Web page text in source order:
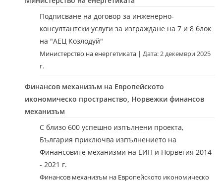
Подписване на договор за инженерно-
консултантски услуги за изграждане на 7 и 8 блок
на "АЕЦ Козлодуй"
Министерство на енергетиката
Дата: 2 декември 2025
г.
Финансов механизъм на Европейското
икономическо пространство, Норвежки финансов
механизъм
С близо 600 успешно изпълнени проекта,
България приключва изпълнението на
Финансовите механизми на ЕИП и Норвегия 2014
- 2021 г.
Финансов механизъм на Европейското икономическо